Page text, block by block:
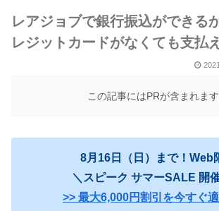
レアジョブで銀行振込ができる
レジットカードがなくても支払
この記事にはPRが含まれます
8月16日（日）まで！Web
＼スピーク サマーSALE 開
>> 最大6,000円割引を今すぐ